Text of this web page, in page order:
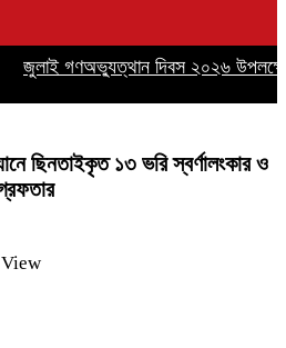
জুলাই গণঅভ্যুত্থান দিবস ২০২৬ উপলক্ষে
ছিনতাইকৃত ১৩ ভরি স্বর্ণালংকার ও